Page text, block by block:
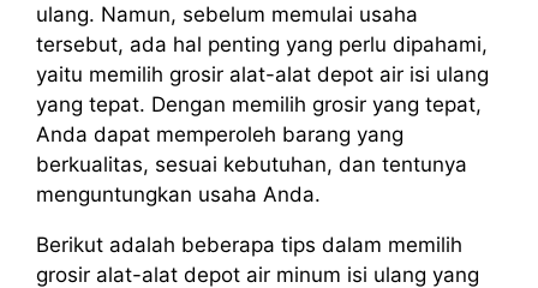
ulang. Namun, sebelum memulai usaha
tersebut, ada hal penting yang perlu dipahami,
yaitu memilih grosir alat-alat depot air isi ulang
yang tepat. Dengan memilih grosir yang tepat,
Anda dapat memperoleh barang yang
berkualitas, sesuai kebutuhan, dan tentunya
menguntungkan usaha Anda.
Berikut adalah beberapa tips dalam memilih
grosir alat-alat depot air minum isi ulang yang